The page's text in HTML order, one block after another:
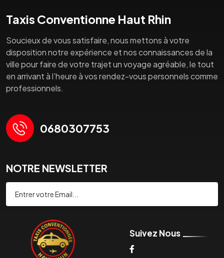
Taxis Conventionne Haut Rhin
Soucieux de vous satisfaire, nous mettons à votre
disposition notre expérience et nos connaissances de la
ville pour faire de votre trajet un voyage agréable, le tout
en arrivant à l’heure à vos rendez-vous personnels comme
professionnels.
0680307753
NOTRE NEWSLETTER
Suivez Nous